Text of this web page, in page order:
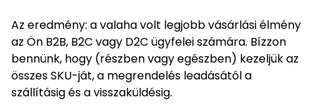
Az eredmény: a valaha volt legjobb vásárlási élmény
az Ön B2B, B2C vagy D2C ügyfelei számára. Bízzon
bennünk, hogy (részben vagy egészben) kezeljük az
összes SKU-ját, a megrendelés leadásától a
szállításig és a visszaküldésig.